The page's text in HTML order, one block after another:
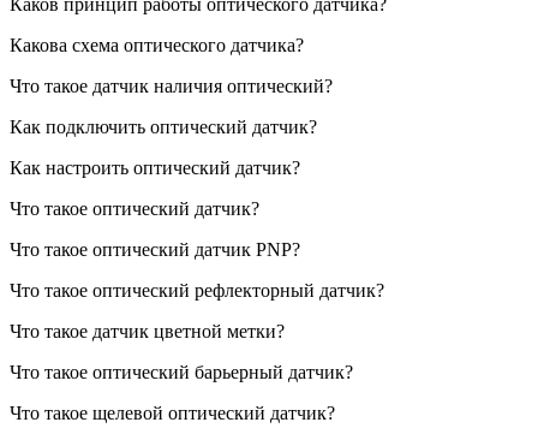
Каков принцип работы оптического датчика?
Какова схема оптического датчика?
Что такое датчик наличия оптический?
Как подключить оптический датчик?
Как настроить оптический датчик?
Что такое оптический датчик?
Что такое оптический датчик PNP?
Что такое оптический рефлекторный датчик?
Что такое датчик цветной метки?
Что такое оптический барьерный датчик?
Что такое щелевой оптический датчик?